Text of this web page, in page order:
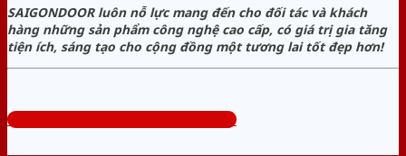
SAIGONDOOR luôn nỗ lực mang đến cho đối tác và khách
hàng những sản phẩm công nghệ cao cấp, có giá trị gia tăng
tiện ích, sáng tạo cho cộng đồng một tương lai tốt đẹp hơn!
Tổng đài tư vấn miễn phí: 0824.400.400